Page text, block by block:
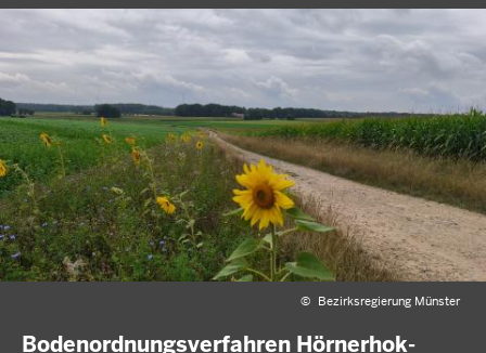
© Bezirksregierung Münster
Bodenordnungsverfahren Hörnerhok-